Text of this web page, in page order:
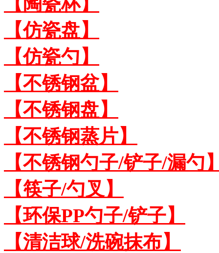
【仿瓷盘】
【仿瓷勺】
【不锈钢盆】
【不锈钢盘】
【不锈钢蒸片】
【不锈钢勺子/铲子/漏勺
【筷子/勺叉】
【环保PP勺子/铲子】
【清洁球/洗碗抹布】